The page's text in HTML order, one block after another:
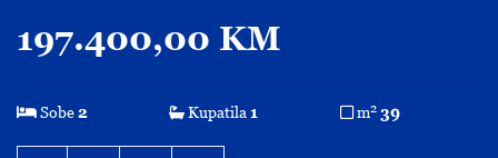
197.400,00 KM
Sobe2 Kupatila1 m2 39